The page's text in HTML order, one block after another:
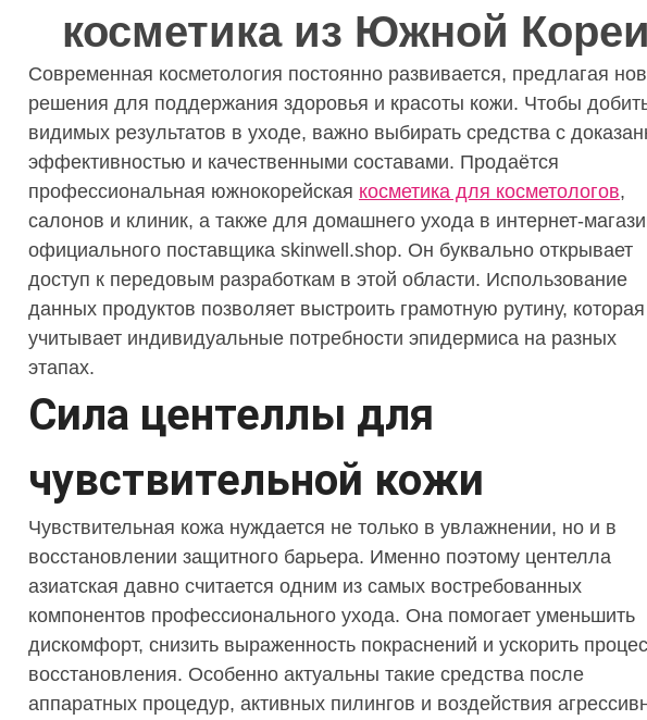
косметика из Южной Кореи
Lady
косметика из Южной Кореи
Современная косметология постоянно развивается, предлагая
решения для поддержания здоровья и красоты кожи. Чтобы
видимых результатов в уходе, важно выбирать средства с
эффективностью и качественными составами. Продаётся
профессиональная южнокорейская косметика для косметологов,
салонов и клиник, а также для домашнего ухода в интернет-
официального поставщика skinwell.shop. Он буквально открывает
доступ к передовым разработкам в этой области. Использование
данных продуктов позволяет выстроить грамотную рутину, которая
учитывает индивидуальные потребности эпидермиса на разных
этапах.
Сила центеллы для
чувствительной кожи
Чувствительная кожа нуждается не только в увлажнении, но и в
восстановлении защитного барьера. Именно поэтому центелла
азиатская давно считается одним из самых востребованных
компонентов профессионального ухода. Она помогает уменьшить
дискомфорт, снизить выраженность покраснений и ускорить
восстановления. Особенно актуальны такие средства после
аппаратных процедур, активных пилингов и воздействия